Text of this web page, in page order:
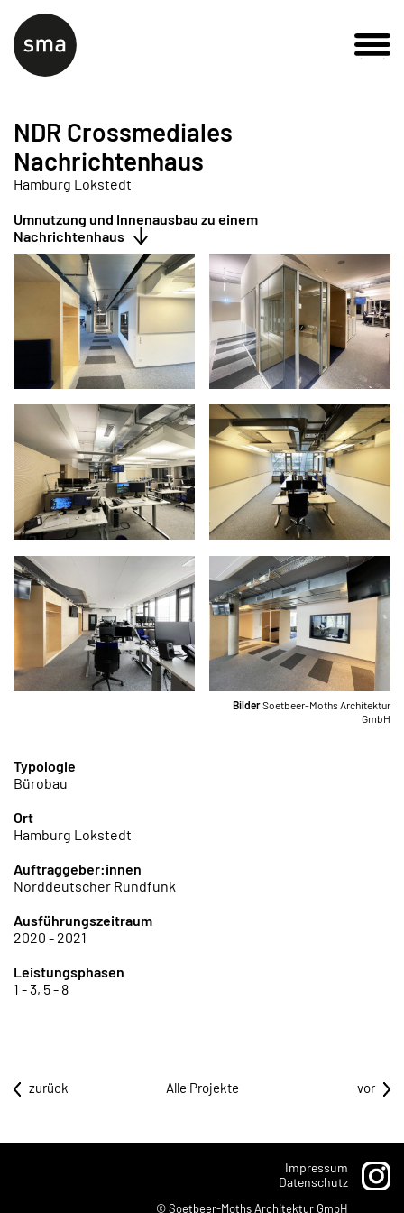
NDR Crossmediales
Nachrichtenhaus
Hamburg Lokstedt
Umnutzung und Innenausbau zu einem
Nachrichtenhaus
BilderSoetbeer-Moths Architektur
GmbH
Typologie
Bürobau
Ort
Hamburg Lokstedt
Auftraggeber:innen
Norddeutscher Rundfunk
Ausführungszeitraum
2020 - 2021
Leistungsphasen
1 - 3, 5 - 8
zurück Alle Projekte vor
Impressum
Datenschutz
© Soetbeer-Moths Architektur GmbH